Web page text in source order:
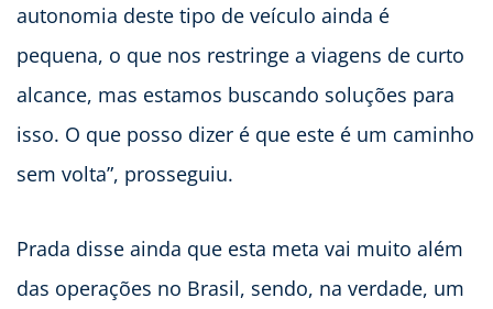
autonomia deste tipo de veículo ainda é
pequena, o que nos restringe a viagens de curto
alcance, mas estamos buscando soluções para
isso. O que posso dizer é que este é um caminho
sem volta”, prosseguiu.
Prada disse ainda que esta meta vai muito além
das operações no Brasil, sendo, na verdade, um